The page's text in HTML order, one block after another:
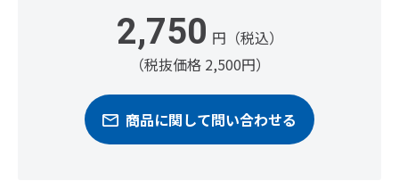
2,750 円（税込）
（税抜価格 2,500円）
商品に関して問い合わせる